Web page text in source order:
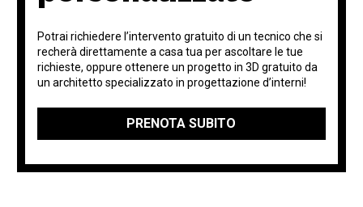
Potrai richiedere l’intervento gratuito di un tecnico che si
recherà direttamente a casa tua per ascoltare le tue
richieste, oppure ottenere un progetto in 3D gratuito da
un architetto specializzato in progettazione d’interni!
PRENOTA SUBITO